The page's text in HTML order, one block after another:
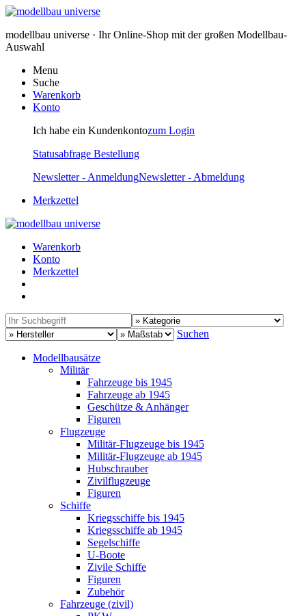
modellbau universe · Ihr Online-Shop mit der großen Modellbau-
Auswahl
Menu
Suche
Warenkorb
Konto
Ich habe ein Kundenkontozum Login
Statusabfrage Bestellung
Newsletter - AnmeldungNewsletter - Abmeldung
Merkzettel
Warenkorb
Konto
Merkzettel
Suchen
Modellbausätze
Militär
Fahrzeuge bis 1945
Fahrzeuge ab 1945
Geschütze & Anhänger
Figuren
Flugzeuge
Militär-Flugzeuge bis 1945
Militär-Flugzeuge ab 1945
Hubschrauber
Zivilflugzeuge
Figuren
Schiffe
Kriegsschiffe bis 1945
Kriegsschiffe ab 1945
Segelschiffe
U-Boote
Zivile Schiffe
Figuren
Zubehör
Fahrzeuge (zivil)